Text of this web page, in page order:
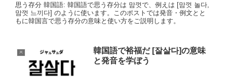
思う存分 韓国語: 韓国語で思う存分は 맘껏で、例えは [맘껏 놀다,
맘껏 느끼다] のように使います。このポストでは発音・例文とと
もに韓国言で思う存分の意味と使い方をご説明します。
ㅈ
韓国語で裕福だ [잘살다]の意味
と発音を学ぼう